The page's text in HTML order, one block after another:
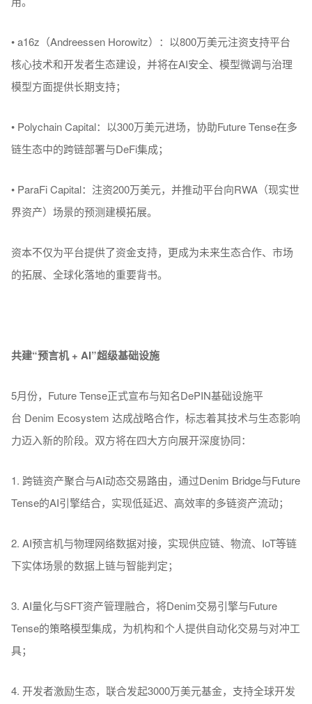
•a16z（Andreessen Horowitz）：以800万美元注资支持平台
核心技术和开发者生态建设，并将在AI安全、模型微调与治理
模型方面提供长期支持；
• Polychain Capital：以300万美元进场，协助Future Tense在多
链生态中的跨链部署与DeFi集成；
• ParaFi Capital：注资200万美元，并推动平台向RWA（现实世
界资产）场景的预测建模拓展。
资本不仅为平台提供了资金支持，更成为未来生态合作、市场
的拓展、全球化落地的重要背书。
共建“预言机 + AI”超级基础设施
5月份，Future Tense正式宣布与知名DePIN基础设施平
台 Denim Ecosystem 达成战略合作，标志着其技术与生态影响
力迈入新的阶段。双方将在四大方向展开深度协同：
1. 跨链资产聚合与AI动态交易路由，通过Denim Bridge与Future
Tense的AI引擎结合，实现低延迟、高效率的多链资产流动；
2.AI预言机与物理网络数据对接，实现供应链、物流、IoT等链
下实体场景的数据上链与智能判定；
3.AI量化与SFT资产管理融合，将Denim交易引擎与Future
Tense的策略模型集成，为机构和个人提供自动化交易与对冲工
具；
4.开发者激励生态，联合发起3000万美元基金，支持全球开发